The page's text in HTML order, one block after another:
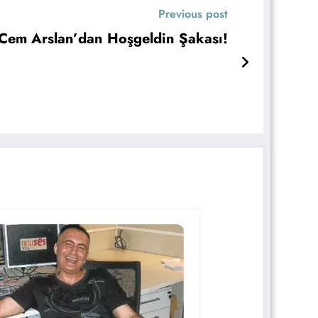
Previous post
Arslan’dan Hoşgeldin Şakası!